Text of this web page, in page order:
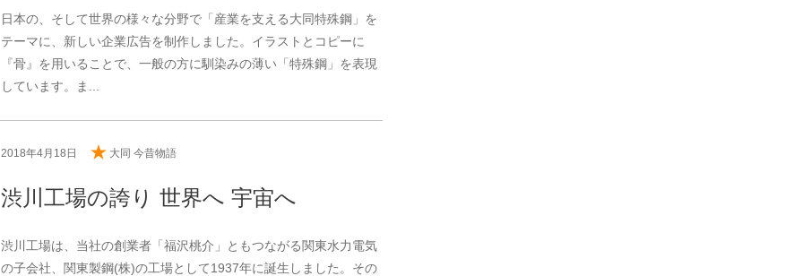
日本の、そして世界の様々な分野で「産業を支える大同特殊鋼」を
テーマに、新しい企業広告を制作しました。イラストとコピーに
『骨』を用いることで、一般の方に馴染みの薄い「特殊鋼」を表現
しています。ま...
2018年4月18日 大同 今昔物語
渋川工場の誇り 世界へ 宇宙へ
渋川工場は、当社の創業者「福沢桃介」ともつながる関東水力電気
の子会社、関東製鋼(株)の工場として1937年に誕生しました。その